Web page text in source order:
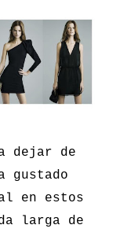
dejar de
gustado
en estos
larga de